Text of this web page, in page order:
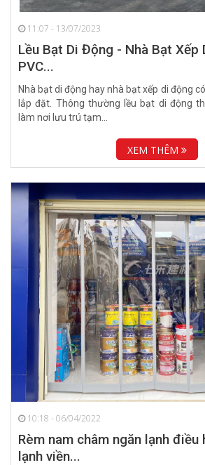
11:07 - 13/07/2023
Lều Bạt Di Động - Nhà Bạt Xếp
PVC...
Nhà bạt di động hay nhà bạt xếp di động
lắp đặt. Thông thường lều bạt di động
làm nơi lưu trú tạm...
XEM THÊM
10:18 - 06/04/2022
Rèm nam châm ngăn lạnh điều
lạnh viền...